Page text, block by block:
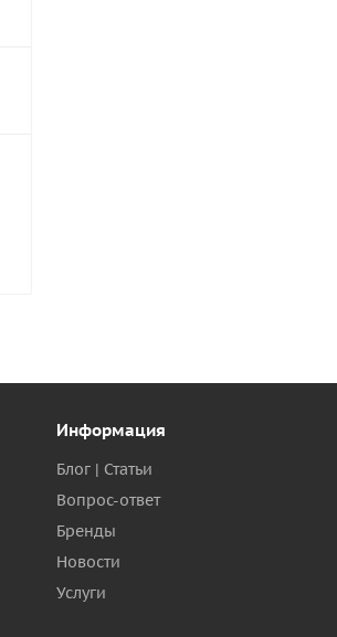
Информация
Блог | Статьи
Вопрос-ответ
Бренды
Новости
Услуги